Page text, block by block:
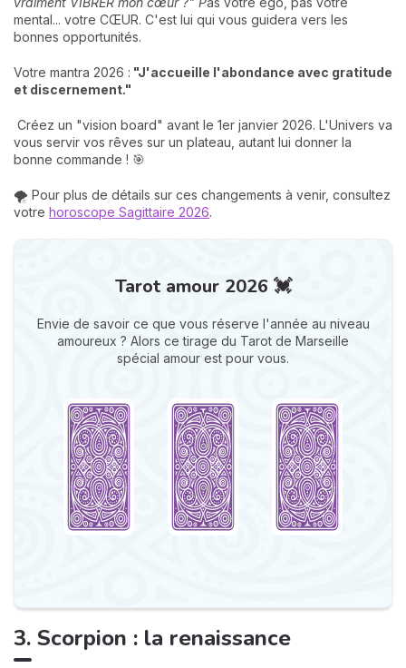
mental... votre CŒUR. C'est lui qui vous guidera vers les
bonnes opportunités.
Votre mantra 2026 : "J'accueille l'abondance avec gratitude
et discernement."
Créez un "vision board" avant le 1er janvier 2026. L'Univers va
vous servir vos rêves sur un plateau, autant lui donner la
bonne commande ! 🎯
🌪️ Pour plus de détails sur ces changements à venir, consultez
votre horoscope Sagittaire 2026.
Tarot amour 2026 💓
Envie de savoir ce que vous réserve l'année au niveau
amoureux ? Alors ce tirage du Tarot de Marseille
spécial amour est pour vous.
3. Scorpion : la renaissance